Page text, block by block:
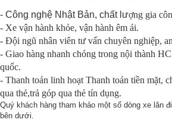
- Công nghệ Nhật Bản, chất lượng gia
- Xe vận hành khỏe, vận hành êm ái.
- Đội ngũ nhân viên tư vấn chuyên nghiệp,
- Giao hàng nhanh chóng trong nội thành
quốc.
- Thanh toán linh hoạt Thanh toán tiền mặt,
qua thẻ,trả góp qua thẻ tín dụng.
Quý khách hàng tham khảo một số dòng xe lăn
bên dưới.